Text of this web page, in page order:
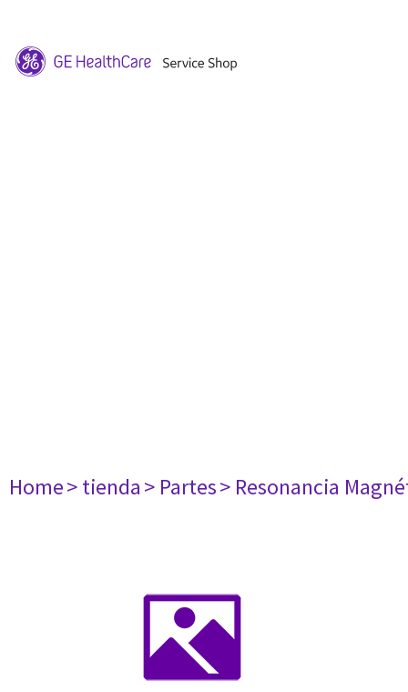
Home> tienda> Partes> Resonancia